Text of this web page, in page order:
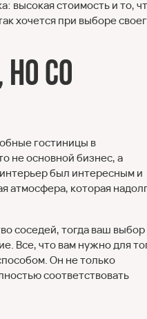
высокая стоимость и то,
хочется при выборе
со
гостиницы в
не основной бизнес, а
был интересным и
атмосфера, которая
соседей, тогда ваш выбор
Все, что вам нужно для
Он не только
соответствовать